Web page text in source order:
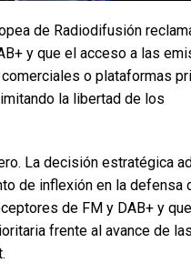
de Radiodifusión
y que el acceso a las
o plataformas
la libertad de los
La decisión estratégica
de inflexión en la defensa
de FM y DAB+ y
frente al avance de las